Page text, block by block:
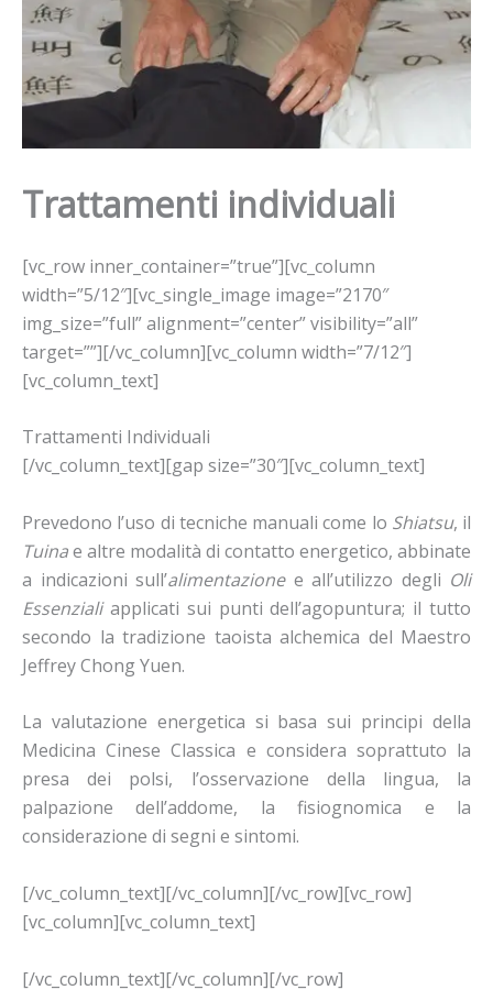
Trattamenti individuali
[vc_row inner_container=”true”][vc_column
width=”5/12″][vc_single_image image=”2170″
img_size=”full” alignment=”center” visibility=”all”
target=””][/vc_column][vc_column width=”7/12″]
[vc_column_text]
Trattamenti Individuali
[/vc_column_text][gap size=”30″][vc_column_text]
Prevedono l’uso di tecniche manuali come lo Shiatsu, il
Tuinae altre modalità di contatto energetico, abbinate
a indicazioni sull’alimentazionee all’utilizzo degli Oli
Essenzialiapplicati sui punti dell’agopuntura; il tutto
secondo la tradizione taoista alchemica del Maestro
Jeffrey Chong Yuen.
La valutazione energetica si basa sui principi della
Medicina Cinese Classica e considera soprattuto la
presa dei polsi, l’osservazione della lingua, la
palpazione dell’addome, la fisiognomica e la
considerazione di segni e sintomi.
[/vc_column_text][/vc_column][/vc_row][vc_row]
[vc_column][vc_column_text]
[/vc_column_text][/vc_column][/vc_row]